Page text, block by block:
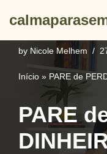
by Nicole Melhem
Início » PARE de
PARE